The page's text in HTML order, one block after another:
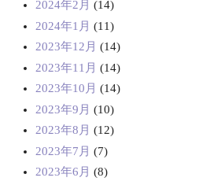
2024年2月 (14)
2024年1月 (11)
2023年12月 (14)
2023年11月 (14)
2023年10月 (14)
2023年9月 (10)
2023年8月 (12)
2023年7月 (7)
2023年6月 (8)